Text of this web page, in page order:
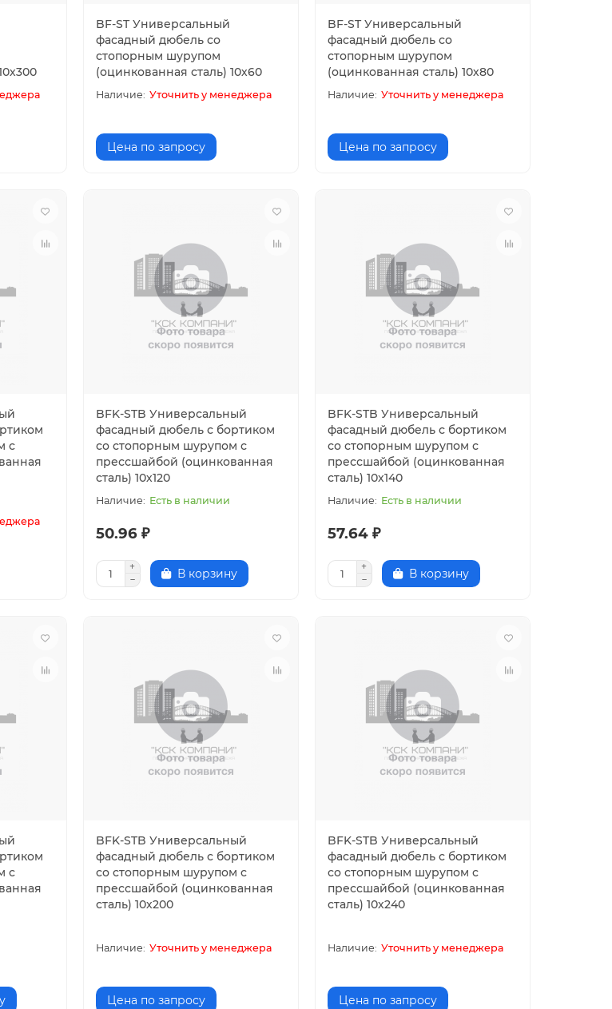
BF-ST Универсальный
фасадный дюбель со
стопорным шурупом
(оцинкованная сталь) 10х60
Уточнить у менеджера
Цена по запросу
BF-ST Универсальный
фасадный дюбель со
стопорным шурупом
(оцинкованная сталь) 10х80
Уточнить у менеджера
Цена по запросу
с
BFK-STB Универсальный
фасадный дюбель с бортиком
со стопорным шурупом с
прессшайбой (оцинкованная
сталь) 10х120
Есть в наличии
50.96 ₽
В корзину
BFK-STB Универсальный
фасадный дюбель с бортиком
со стопорным шурупом с
прессшайбой (оцинкованная
сталь) 10х140
Есть в наличии
57.64 ₽
В корзину
с
BFK-STB Универсальный
фасадный дюбель с бортиком
со стопорным шурупом с
прессшайбой (оцинкованная
сталь) 10х200
Уточнить у менеджера
Цена по запросу
BFK-STB Универсальный
фасадный дюбель с бортиком
со стопорным шурупом с
прессшайбой (оцинкованная
сталь) 10х240
Уточнить у менеджера
Цена по запросу